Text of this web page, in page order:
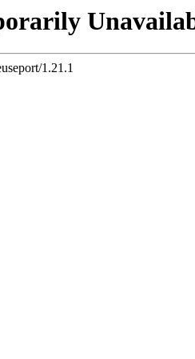
1.21.1